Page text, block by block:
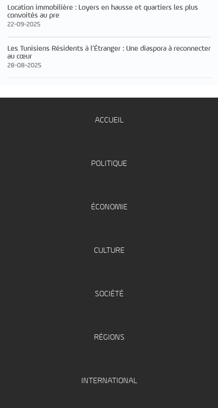
Location immobilière : Loyers en hausse et quartiers les plus
convoités au pre
22-09-2025
Les Tunisiens Résidents à l’Étranger : Une diaspora à reconnecter
au cœur
28-08-2025
ACCUEIL
POLITIQUE
ÉCONOMIE
CULTURE
SOCIÉTÉ
RÉGIONS
INTERNATIONAL